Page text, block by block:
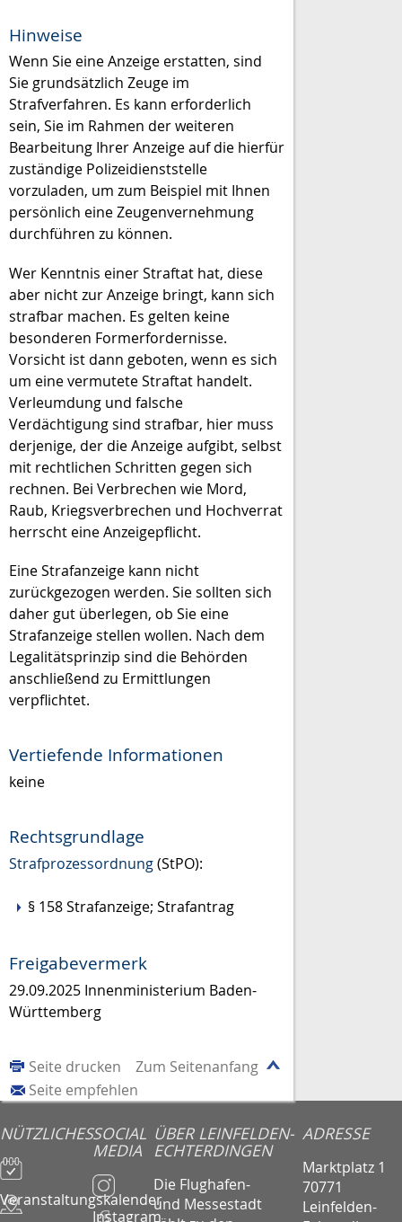
Hinweise
Wenn Sie eine Anzeige erstatten, sind
Sie grundsätzlich Zeuge im
Strafverfahren. Es kann erforderlich
sein, Sie im Rahmen der weiteren
Bearbeitung Ihrer Anzeige auf die hierfür
zuständige Polizeidienststelle
vorzuladen, um zum Beispiel mit Ihnen
persönlich eine Zeugenvernehmung
durchführen zu können.
Wer Kenntnis einer Straftat hat, diese
aber nicht zur Anzeige bringt, kann sich
strafbar machen. Es gelten keine
besonderen Formerfordernisse.
Vorsicht ist dann geboten, wenn es sich
um eine vermutete Straftat handelt.
Verleumdung und falsche
Verdächtigung sind strafbar, hier muss
derjenige, der die Anzeige aufgibt, selbst
mit rechtlichen Schritten gegen sich
rechnen. Bei Verbrechen wie Mord,
Raub, Kriegsverbrechen und Hochverrat
herrscht eine Anzeigepflicht.
Eine Strafanzeige kann nicht
zurückgezogen werden. Sie sollten sich
daher gut überlegen, ob Sie eine
Strafanzeige stellen wollen. Nach dem
Legalitätsprinzip sind die Behörden
anschließend zu Ermittlungen
verpflichtet.
Vertiefende Informationen
keine
Rechtsgrundlage
Strafprozessordnung(StPO):
§ 158 Strafanzeige; Strafantrag
Freigabevermerk
29.09.2025 Innenministerium Baden-
Württemberg
Zum Seitenanfang
Seite drucken
Seite empfehlen
NÜTZLICHES
Veranstaltungskalender
SOCIAL
MEDIA
Instagram
ÜBER LEINFELDEN-
ECHTERDINGEN
Die Flughafen-
und Messestadt
ADRESSE
Marktplatz 1
70771
Leinfelden-